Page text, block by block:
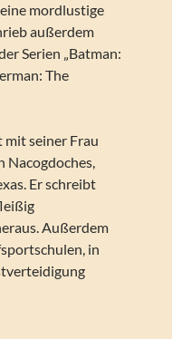
mordlustige
außerdem
Serien „Batman:
The
mit seiner Frau
Nacogdoches,
Er schreibt
Außerdem
in